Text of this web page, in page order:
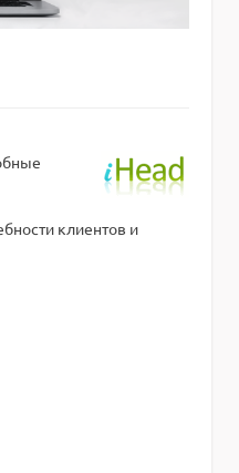
клиентов и